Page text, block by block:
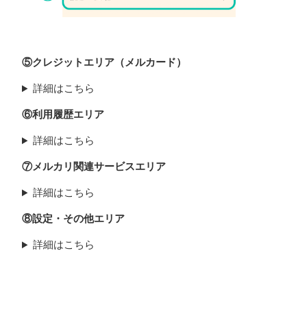
⑤クレジットエリア（メルカード）
詳細はこちら
⑥利用履歴エリア
詳細はこちら
⑦メルカリ関連サービスエリア
詳細はこちら
⑧設定・その他エリア
詳細はこちら